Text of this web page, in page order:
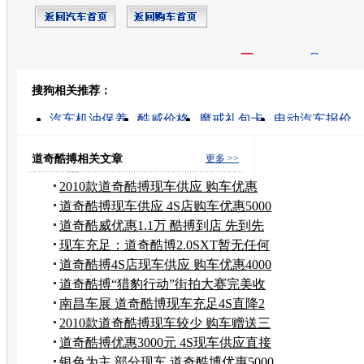
转发至：
搜狗相关推荐：
汽车机油保养 酷威价格 魔戒礼包卡
电动汽车报价
汽车质保
更多 >>
道奇酷搏相关文章
2010款道奇酷搏现车供应 购车优惠
4900元
道奇酷搏现车供应 4S店购车优惠5000
元
道奇酷威优惠1.1万 酷搏到店 先到先
得
现车充足：道奇酷博2.0SXT暂无任何
优惠
道奇酷搏4S店现车供应 购车优惠4000
元
道奇酷搏“猎豹行动”街拍大赛完美收
官
南昌车展 道奇酷博现车充足4S直降2
万元
2010款道奇酷搏现车较少 购车赠送三
大险
道奇酷搏优惠3000元 4S现车供应直接